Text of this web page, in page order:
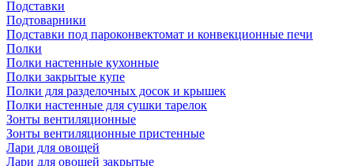
Подставки
Подтоварники
Подставки под пароконвектомат и конвекционные печи
Полки
Полки настенные кухонные
Полки закрытые купе
Полки для разделочных досок и крышек
Полки настенные для сушки тарелок
Зонты вентиляционные
Зонты вентиляционные пристенные
Лари для овощей
Лари для овощей закрытые